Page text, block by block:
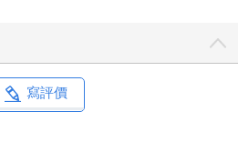
學生活。翌年秋天，他進入哈佛大
橋的青年之家。一九四○年初夏，他
．續四》中。夏末，他返回美國，
港移民局的暫時拘留。到了秋季，
寫評價